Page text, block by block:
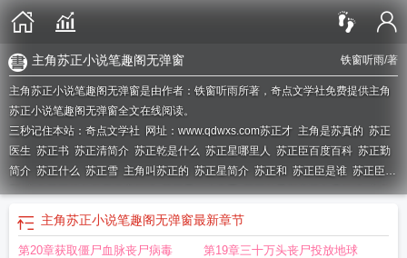
铁窗听雨/著
主角苏正小说笔趣阁无弹窗
主角苏正小说笔趣阁无弹窗是由作者：铁窗听雨所著，奇点文学社免费提供主角
苏正小说笔趣阁无弹窗全文在线阅读。
三秒记住本站：奇点文学社 网址：www.qdwxs.com苏正才 主角是苏真的 苏正
医生 苏正书 苏正清简介 苏正乾是什么 苏正星哪里人 苏正臣百度百科 苏正勤
简介 苏正什么 苏正雪 主角叫苏正的 苏正星简介 苏正和 苏正臣是谁 苏正臣原
型主角苏正笔趣阁无弹窗阅读苏正是什么意思苏正乾最新章节免费阅读主角
叫苏正阳的 苏正准 苏正枭 苏正一 主角是苏真的玄幻
臣历史原型
正笔趣阁无弹窗苏正阳是谁
主角苏正小说笔趣阁无弹窗最新章节
第20章获取僵尸血脉丧尸病毒 第19章三十万头丧尸投放地球